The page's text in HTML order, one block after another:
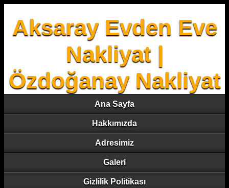
Aksaray Evden Eve
Nakliyat |
Özdoğanay Nakliyat
Ana Sayfa
Hakkımızda
Adresimiz
Galeri
Gizlilik Politikası